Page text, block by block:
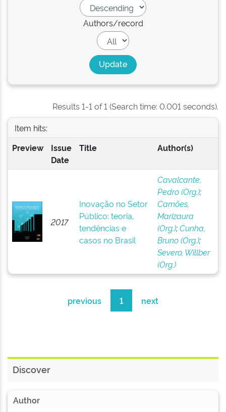
Authors/record
Results 1-1 of 1 (Search time: 0.001 seconds).
Item hits:
Preview
Issue
Date
Title Author(s)
2017
Inovação no Setor
Público: teoria,
tendências e
casos no Brasil
Cavalcante,
Pedro (Org.);
Camões,
Marizaura
(Org.);Cunha,
Bruno (Org.);
Severo, Willber
(Org.)
previous 1 next
Discover
Author